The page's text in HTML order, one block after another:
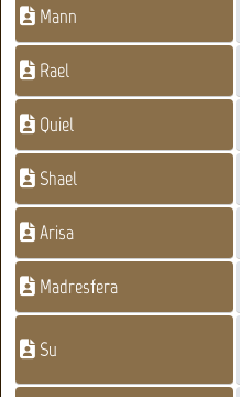
Mann
Rael
Quiel
Shael
Arisa
Madresfera
Su